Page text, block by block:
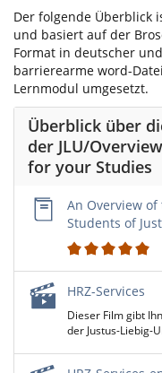
Der folgende Überblick
und basiert auf der
Format in deutscher
barrierearme word-
Lernmodul umgesetzt.
Überblick über
der JLU/
for your Studies
An Overview
Students of
HRZ-Services
Dieser Film gibt
der Justus-Liebig-